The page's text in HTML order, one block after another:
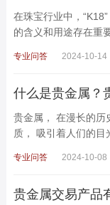
在珠宝行业中，
的含义和用途存在重
专业问答 2024-10-14
什么是贵金属？
贵金属， 在漫长的历
质， 吸引着人们的目
专业问答 2024-10-08
贵金属交易产品